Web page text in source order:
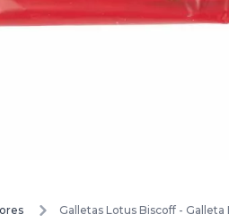
Galletas Lotus Biscoff -